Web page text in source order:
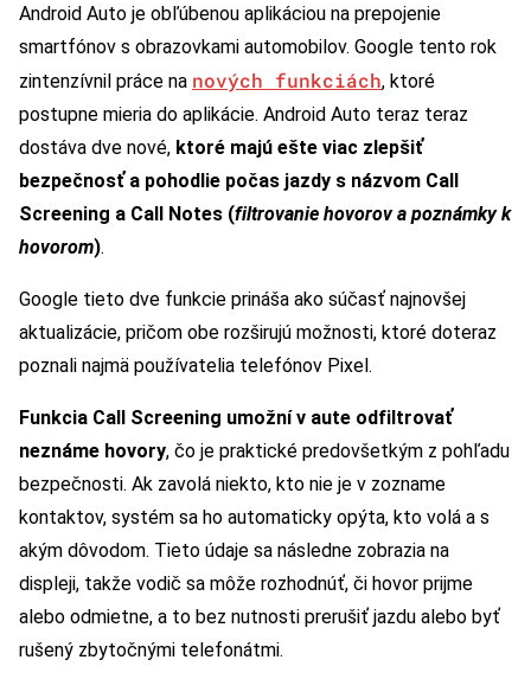
Android Auto je obľúbenou aplikáciou na prepojenie
smartfónov s obrazovkami automobilov. Google tento rok
zintenzívnil práce na nových funkciách, ktoré
postupne mieria do aplikácie. Android Auto teraz teraz
dostáva dve nové, ktoré majú ešte viac zlepšiť
bezpečnosť a pohodlie počas jazdy s názvom Call
Screening a Call Notes (filtrovanie hovorov a poznámky k
hovorom).
Google tieto dve funkcie prináša ako súčasť najnovšej
aktualizácie, pričom obe rozširujú možnosti, ktoré doteraz
poznali najmä používatelia telefónov Pixel.
Funkcia Call Screening umožní v aute odfiltrovať
neznáme hovory, čo je praktické predovšetkým z pohľadu
bezpečnosti. Ak zavolá niekto, kto nie je v zozname
kontaktov, systém sa ho automaticky opýta, kto volá a s
akým dôvodom. Tieto údaje sa následne zobrazia na
displeji, takže vodič sa môže rozhodnúť, či hovor prijme
alebo odmietne, a to bez nutnosti prerušiť jazdu alebo byť
rušený zbytočnými telefonátmi.